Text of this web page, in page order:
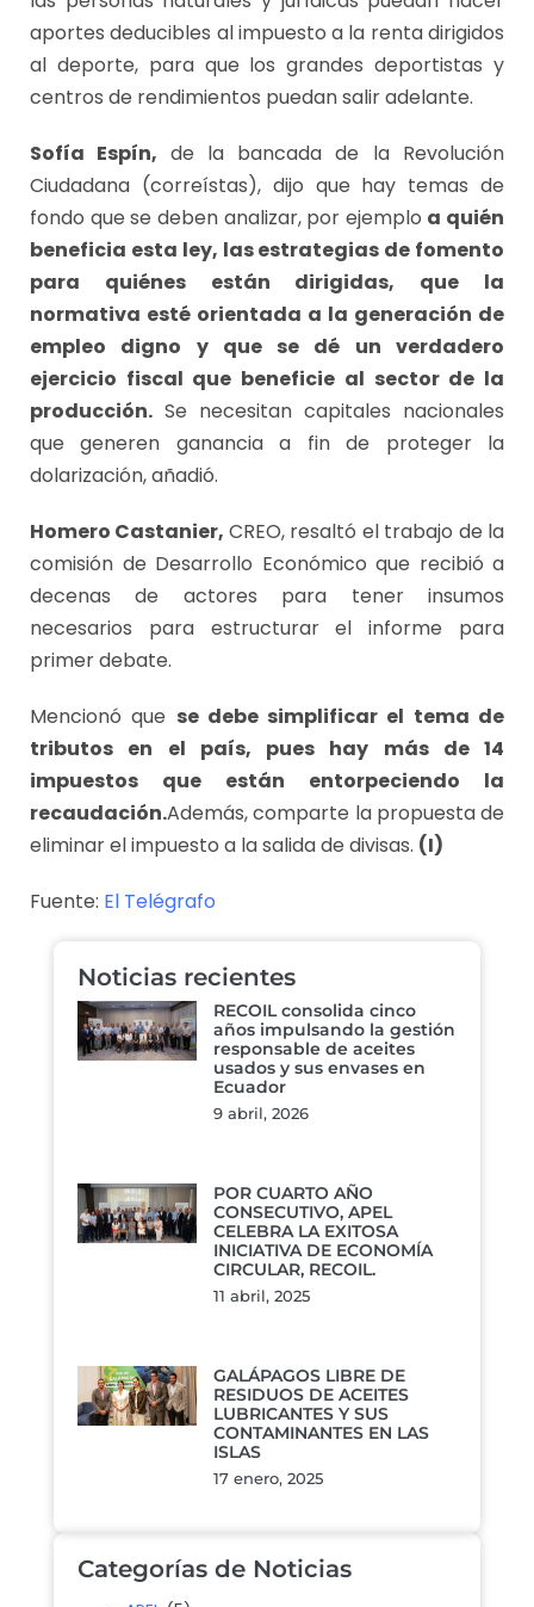
aportes deducibles al impuesto a la renta dirigidos
al deporte, para que los grandes deportistas y
centros de rendimientos puedan salir adelante.
Sofía Espín, de la bancada de la Revolución
Ciudadana (correístas), dijo que hay temas de
fondo que se deben analizar, por ejemplo a quién
beneficia esta ley, las estrategias de fomento
para quiénes están dirigidas, que la
normativa esté orientada a la generación de
empleo digno y que se dé un verdadero
ejercicio fiscal que beneficie al sector de la
producción. Se necesitan capitales nacionales
que generen ganancia a fin de proteger la
dolarización, añadió.
Homero Castanier, CREO, resaltó el trabajo de la
comisión de Desarrollo Económico que recibió a
decenas de actores para tener insumos
necesarios para estructurar el informe para
primer debate.
Mencionó que se debe simplificar el tema de
tributos en el país, pues hay más de 14
impuestos que están entorpeciendo la
recaudación.Además, comparte la propuesta de
eliminar el impuesto a la salida de divisas. (I)
Fuente: El Telégrafo
Noticias recientes
RECOIL consolida cinco
años impulsando la gestión
responsable de aceites
usados y sus envases en
Ecuador
9 abril, 2026
POR CUARTO AÑO
CONSECUTIVO, APEL
CELEBRA LA EXITOSA
INICIATIVA DE ECONOMÍA
CIRCULAR, RECOIL.
11 abril, 2025
GALÁPAGOS LIBRE DE
RESIDUOS DE ACEITES
LUBRICANTES Y SUS
CONTAMINANTES EN LAS
ISLAS
17 enero, 2025
Categorías de Noticias